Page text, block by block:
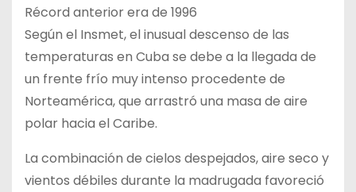
Récord anterior era de 1996
Según el Insmet, el inusual descenso de las
temperaturas en Cuba se debe a la llegada de
un frente frío muy intenso procedente de
Norteamérica, que arrastró una masa de aire
polar hacia el Caribe.
La combinación de cielos despejados, aire seco y
vientos débiles durante la madrugada favoreció